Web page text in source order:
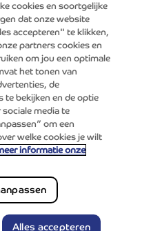
voorwaarden
cookies en soortgelijke
dat onze website
accepteren" te klikken,
partners cookies en
om jou een optimale
het tonen van
de
te bekijken en de optie
media te
om een
welke cookies je wilt
informatie onze
Alles accepteren